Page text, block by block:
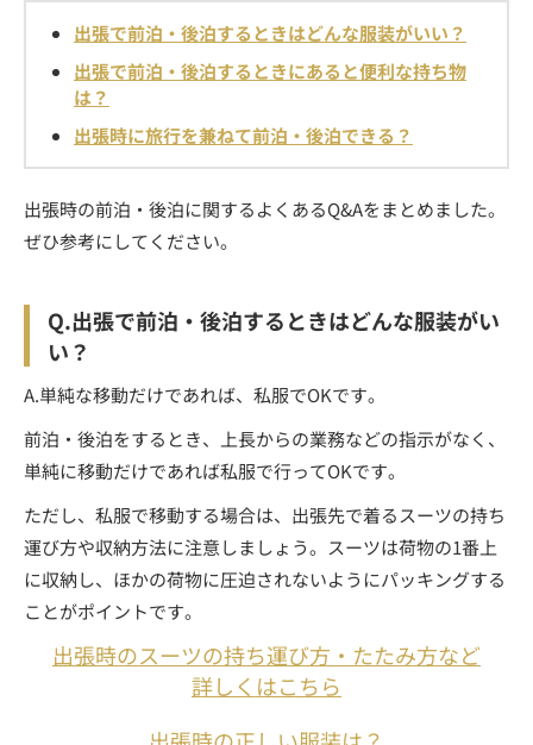
出張で前泊・後泊するときはどんな服装がいい？
出張で前泊・後泊するときにあると便利な持ち物
は？
出張時に旅行を兼ねて前泊・後泊できる？
出張時の前泊・後泊に関するよくあるQ&Aをまとめました。
ぜひ参考にしてください。
Q.出張で前泊・後泊するときはどんな服装がい
い？
A.単純な移動だけであれば、私服でOKです。
前泊・後泊をするとき、上長からの業務などの指示がなく、
単純に移動だけであれば私服で行ってOKです。
ただし、私服で移動する場合は、出張先で着るスーツの持ち
運び方や収納方法に注意しましょう。スーツは荷物の1番上
に収納し、ほかの荷物に圧迫されないようにパッキングする
ことがポイントです。
出張時のスーツの持ち運び方・たたみ方など
詳しくはこちら